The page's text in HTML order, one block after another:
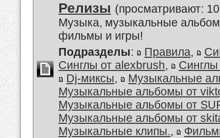
Релизы (просматривают:
Музыка, музыкальные
фильмы и игры!
Подразделы: Правила,
Синглы от alexbrush,
Dj-миксы,
Музыкальные
Музыкальные альбомы от
Музыкальные альбомы от
Музыкальные альбомы от
Музыкальные клипы.,